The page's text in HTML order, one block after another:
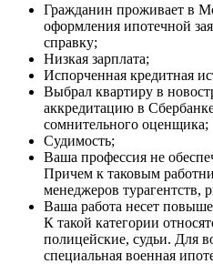
Гражданин проживает в
оформления ипотечной
справку;
Низкая зарплата;
Испорченная кредитная
Выбрал квартиру в
аккредитацию в
сомнительного оценщика;
Судимость;
Ваша профессия не
Причем к таковым
менеджеров турагентств,
Ваша работа несет
К такой категории
полицейские, судьи. Для
специальная военная